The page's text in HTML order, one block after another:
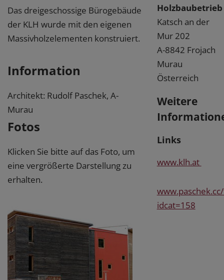
Das dreigeschossige Bürogebäude
der KLH wurde mit den eigenen
Massivholzelementen konstruiert.
Information
Architekt: Rudolf Paschek, A-
Murau
Fotos
Klicken Sie bitte auf das Foto, um
eine vergrößerte Darstellung zu
erhalten.
Holzbaubetrieb
Katsch an der
Mur 202
A-8842 Frojach
Murau
Österreich
Weitere
Links
www.klh.at
idcat=158